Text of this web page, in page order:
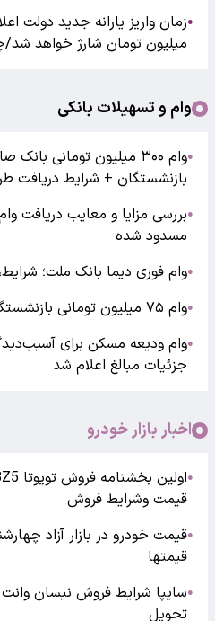
●
میلیون تومان شارژ خواهد شد/
وام و تسهیلات بانکی
●
وام ۳۰۰ میلیون تومانی
بازنشستگان + شرایط دریافت
●بررسی مزایا و معایب دریافت
مسدود شده
●وام فوری دیما بانک ملت؛
●وام ۷۵ میلیون تومانی بازنشستگان کشوری پرداخت شد
●وام ودیعه مسکن برای
جزئیات مبالغ اعلام شد
اخبار بازار خودرو
●
قیمت وشرایط فروش
●
قیمتها
●سایپا شرایط فروش نیسان
تحویل